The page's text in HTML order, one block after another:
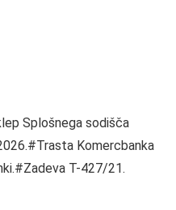
Splošnega sodišča
Komercbanka
T-427/21.